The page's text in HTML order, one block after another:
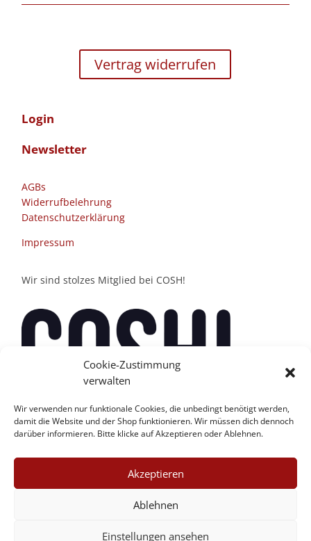
Cookie-Zustimmung
verwalten
Wir verwenden nur funktionale Cookies, die unbedingt benötigt werden,
damit die Website und der Shop funktionieren. Wir müssen dich dennoch
darüber informieren. Bitte klicke auf Akzeptieren oder Ablehnen.
Akzeptieren
Ablehnen
Einstellungen ansehen
Vertrag widerrufen
Login
Newsletter
AGBs
Widerrufbelehrung
Datenschutzerklärung
Impressum
Wir sind stolzes Mitglied bei COSH!